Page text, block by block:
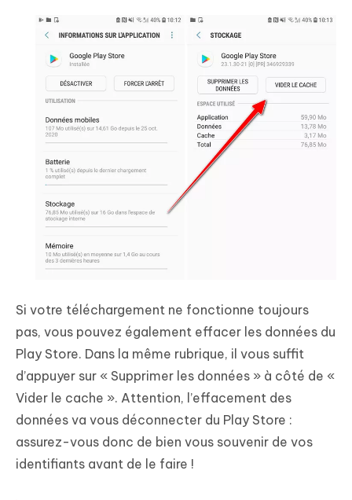
Si votre téléchargement ne fonctionne toujours
pas, vous pouvez également effacer les données du
Play Store. Dans la même rubrique, il vous suffit
d’appuyer sur « Supprimer les données » à côté de «
Vider le cache ». Attention, l’effacement des
données va vous déconnecter du Play Store :
assurez-vous donc de bien vous souvenir de vos
identifiants avant de le faire !